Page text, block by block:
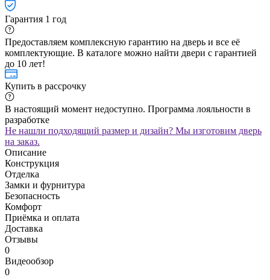
Гарантия 1 год
Предоставляем комплексную гарантию на дверь и все её
комплектующие. В каталоге можно найти двери с гарантией
до 10 лет!
Купить в рассрочку
В настоящий момент недоступно. Программа лояльности в
разработке
Не нашли подходящий размер и дизайн? Мы изготовим дверь
на заказ.
Описание
Конструкция
Отделка
Замки и фурнитура
Безопасность
Комфорт
Приёмка и оплата
Доставка
Отзывы
0
Видеообзор
0